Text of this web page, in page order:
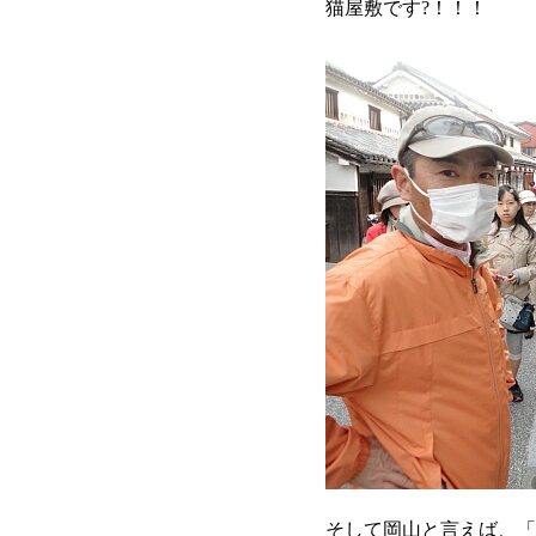
猫屋敷です?！！！
そして岡山と言えば、